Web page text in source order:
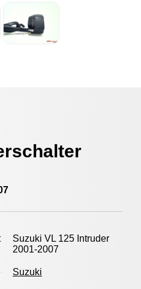
Suzuki VL 125 Intruder
2001-2007
Suzuki